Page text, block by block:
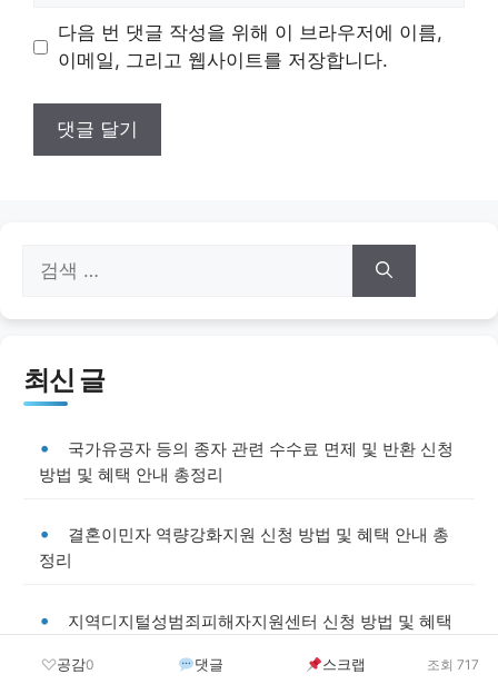
트
다음 번 댓글 작성을 위해 이 브라우저에 이름,
이메일, 그리고 웹사이트를 저장합니다.
색:
최신 글
국가유공자 등의 종자 관련 수수료 면제 및 반환 신청
방법 및 혜택 안내 총정리
결혼이민자 역량강화지원 신청 방법 및 혜택 안내 총
정리
지역디지털성범죄피해자지원센터 신청 방법 및 혜택
공감0 댓글 스크랩 조회 717